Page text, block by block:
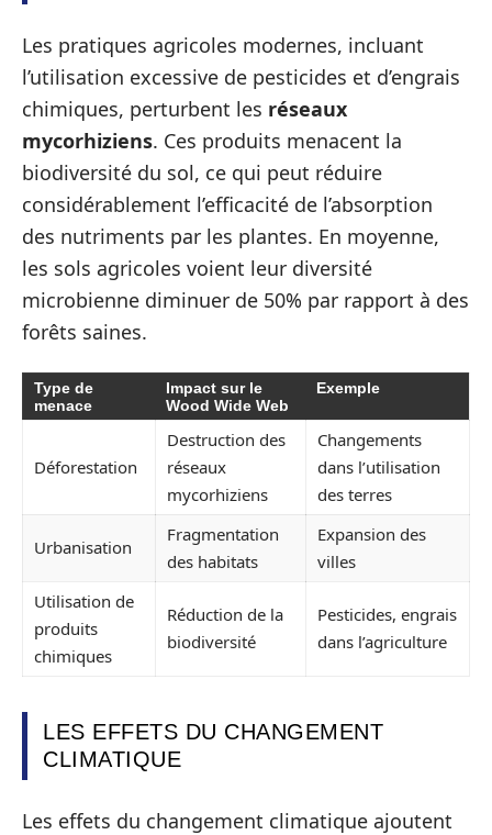
Les pratiques agricoles modernes, incluant
l’utilisation excessive de pesticides et d’engrais
chimiques, perturbent les réseaux
mycorhiziens. Ces produits menacent la
biodiversité du sol, ce qui peut réduire
considérablement l’efficacité de l’absorption
des nutriments par les plantes. En moyenne,
les sols agricoles voient leur diversité
microbienne diminuer de 50% par rapport à des
forêts saines.
Type de
menace
Impact sur le
Wood Wide Web
Exemple
Déforestation
Destruction des
réseaux
mycorhiziens
Changements
dans l’utilisation
des terres
Urbanisation
Fragmentation
des habitats
Expansion des
villes
Utilisation de
produits
chimiques
Réduction de la
biodiversité
Pesticides, engrais
dans l’agriculture
LES EFFETS DU CHANGEMENT
CLIMATIQUE
Les effets du changement climatique ajoutent